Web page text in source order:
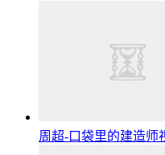
周超-口袋里的建造师